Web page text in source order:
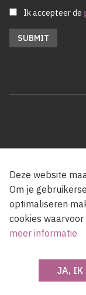
Ik accepteer de
Met
Deze website
Om je
optimaliseren
cookies
meer informatie
JA, IK